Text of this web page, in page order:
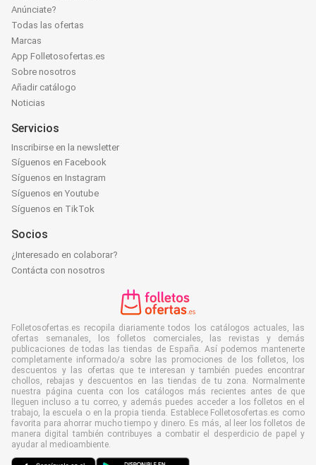
Anúnciate?
Todas las ofertas
Marcas
App Folletosofertas.es
Sobre nosotros
Añadir catálogo
Noticias
Servicios
Inscribirse en la newsletter
Síguenos en Facebook
Síguenos en Instagram
Síguenos en Youtube
Síguenos en TikTok
Socios
¿Interesado en colaborar?
Contácta con nosotros
Folletosofertas.es recopila diariamente todos los catálogos actuales, las
ofertas semanales, los folletos comerciales, las revistas y demás
publicaciones de todas las tiendas de España. Así podemos mantenerte
completamente informado/a sobre las promociones de los folletos, los
descuentos y las ofertas que te interesan y también puedes encontrar
chollos, rebajas y descuentos en las tiendas de tu zona. Normalmente
nuestra página cuenta con los catálogos más recientes antes de que
lleguen incluso a tu correo, y además puedes acceder a los folletos en el
trabajo, la escuela o en la propia tienda. Establece Folletosofertas.es como
favorita para ahorrar mucho tiempo y dinero. Es más, al leer los folletos de
manera digital también contribuyes a combatir el desperdicio de papel y
ayudar al medioambiente.